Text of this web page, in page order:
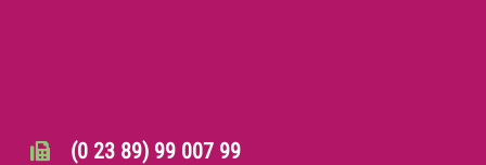
(0 23 89) 99 007 99